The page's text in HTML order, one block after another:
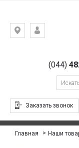
Киев,
Гоголевская,(044)
Заказать звонок
Главная Наши